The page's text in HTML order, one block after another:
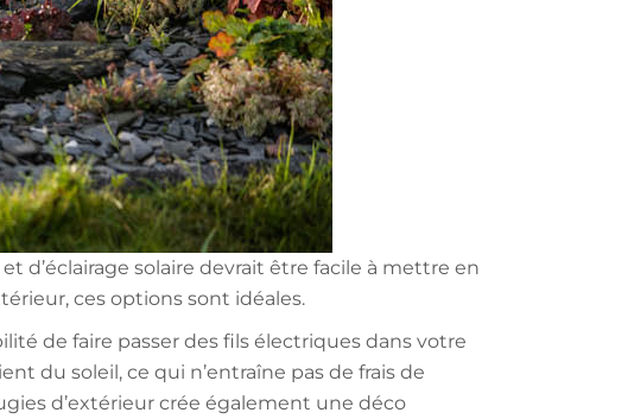
et d’éclairage solaire devrait être facile à mettre en
ces options sont idéales.
de faire passer des fils électriques dans votre
du soleil, ce qui n’entraîne pas de frais de
d’extérieur crée également une déco